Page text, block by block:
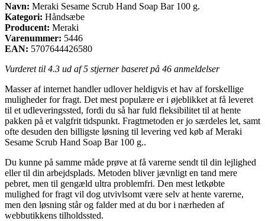
Navn: Meraki Sesame Scrub Hand Soap Bar 100 g.
Kategori: Håndsæbe
Producent: Meraki
Varenummer: 5446
EAN: 5707644426580
Vurderet til 4.3 ud af 5 stjerner baseret på 46 anmeldelser
Masser af internet handler udlover heldigvis et hav af forskellige
muligheder for fragt. Det mest populære er i øjeblikket at få leveret
til et udleveringssted, fordi du så har fuld fleksibilitet til at hente
pakken på et valgfrit tidspunkt. Fragtmetoden er jo særdeles let, samt
ofte desuden den billigste løsning til levering ved køb af Meraki
Sesame Scrub Hand Soap Bar 100 g..
Du kunne på samme måde prøve at få varerne sendt til din lejlighed
eller til din arbejdsplads. Metoden bliver jævnligt en tand mere
pebret, men til gengæld ultra problemfri. Den mest letkøbte
mulighed for fragt vil dog utvivlsomt være selv at hente varerne,
men den løsning står og falder med at du bor i nærheden af
webbutikkens tilholdssted.